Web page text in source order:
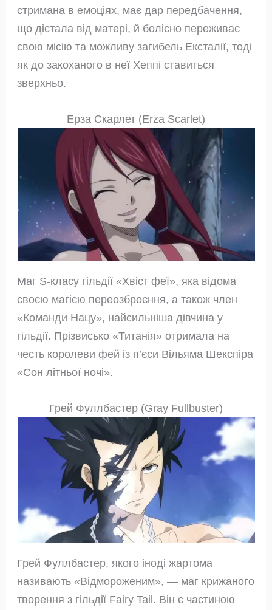
стримана в емоціях, має дар передбачення,
що дістала від матері, й болісно переживає
свою місію та можливу загибель Ексталії, тоді
як до закоханого в неї Хеппі ставиться
зверхньо.
Ерза Скарлет (Erza Scarlet)
Маг S-класу гільдії «Хвіст феї», яка відома
своєю магією переозброєння, а також член
«Команди Нацу», найсильніша дівчина у
гільдії. Прізвисько «Титанія» отримала на
честь королеви фей із п’єси Вільяма Шекспіра
«Сон літньої ночі».
Грей Фуллбастер (Gray Fullbuster)
Грей Фуллбастер, якого іноді жартома
називають «Відмороженим», — маг крижаного
творення з гільдії Fairy Tail. Він є частиною